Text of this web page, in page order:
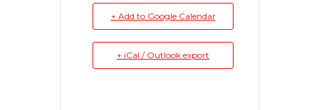
+ Add to Google Calendar
+ iCal / Outlook export